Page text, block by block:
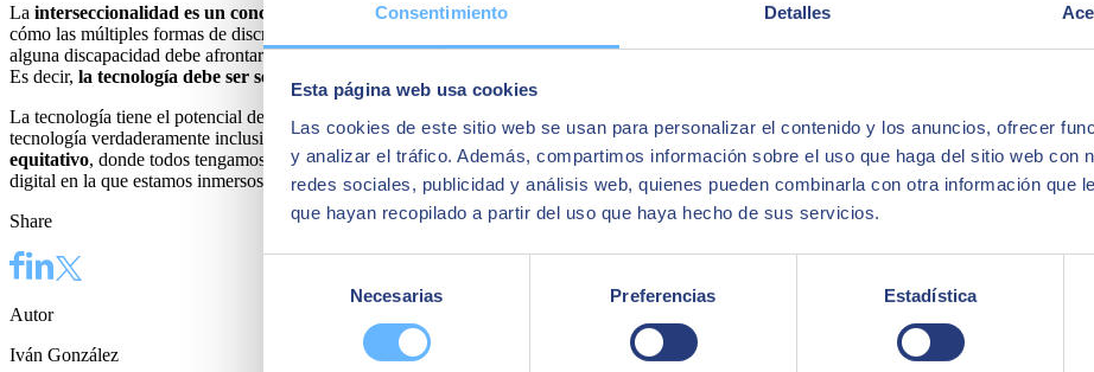
Consentimiento Detalles
Esta página web usa cookies
Las cookies de este sitio web se usan para personalizar el contenido y los anuncios, ofrecer
y analizar el tráfico. Además, compartimos información sobre el uso que haga del sitio web con
redes sociales, publicidad y análisis web, quienes pueden combinarla con otra información que
que hayan recopilado a partir del uso que haya hecho de sus servicios.
consentimiento
Necesarias Preferencias Estadística
La interseccionalidad es un concepto crucial en la inclusión tecnológica. Se trata de considerar más de una única dimensión de
cómo las múltiples formas de discriminación interactúan entre ellas y afectan a las personas, desde la orientación sexual, la discapacidad o la
alguna discapacidad debe afrontar barreras que deben ser entendidas de forma global, y no simplemente sumando los desafíos de cada
Es decir, la tecnología debe ser sensible a estas complejidades para ofrecer soluciones verdaderamente inclusivas
La tecnología tiene el potencial de ser una
fuerza positiva para la inclusión social
, siempre y cuando se conciba, diseñe y se implemente,
tecnología verdaderamente inclusiva es undesafío continuo que requiere la participación activade todos y cada uno de los sectores de la
equitativo, donde todos tengamos la oportunidad de beneficiarnos de los avances tecnológicos. La inclusión es mucho más que un ideal, es
digital en la que estamos inmersos.
Share
Autor
Iván González